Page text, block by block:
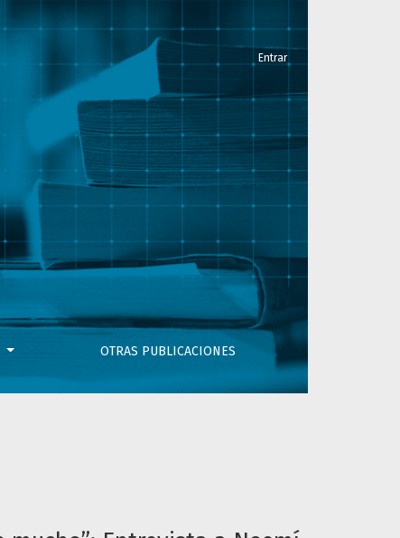
OTRAS PUBLICACIONES
Entrar